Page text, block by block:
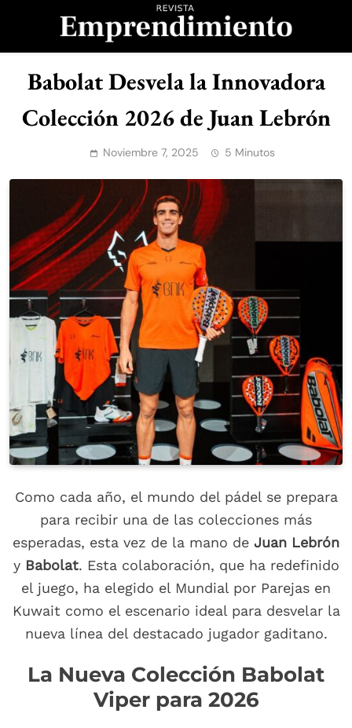
Revista
Emprendimiento
Babolat Desvela la Innovadora
Colección 2026 de Juan Lebrón
Noviembre 7, 2025 5 Minutos
Como cada año, el mundo del pádel se prepara
para recibir una de las colecciones más
esperadas, esta vez de la mano de Juan Lebrón
y Babolat. Esta colaboración, que ha redefinido
el juego, ha elegido el Mundial por Parejas en
Kuwait como el escenario ideal para desvelar la
nueva línea del destacado jugador gaditano.
La Nueva Colección Babolat
Viper para 2026